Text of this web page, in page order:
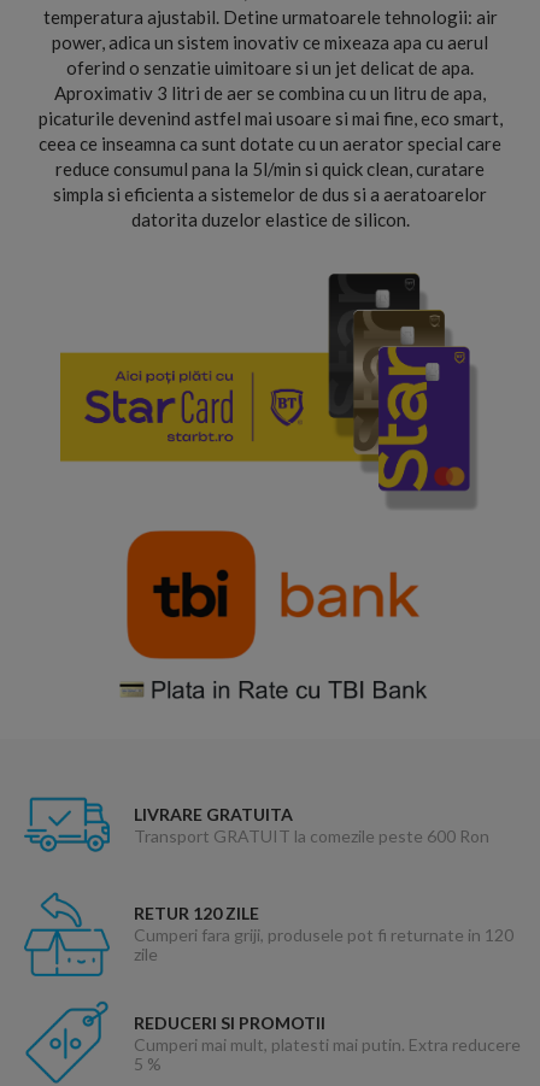
temperatura ajustabil. Detine urmatoarele tehnologii: air
power, adica un sistem inovativ ce mixeaza apa cu aerul
oferind o senzatie uimitoare si un jet delicat de apa.
Aproximativ 3 litri de aer se combina cu un litru de apa,
picaturile devenind astfel mai usoare si mai fine, eco smart,
ceea ce inseamna ca sunt dotate cu un aerator special care
reduce consumul pana la 5l/min si quick clean, curatare
simpla si eficienta a sistemelor de dus si a aeratoarelor
datorita duzelor elastice de silicon.
LIVRARE GRATUITA
Transport GRATUIT la comezile peste 600 Ron
RETUR 120 ZILE
Cumperi fara griji, produsele pot fi returnate in 120
zile
REDUCERI SI PROMOTII
Cumperi mai mult, platesti mai putin. Extra reducere
5 %